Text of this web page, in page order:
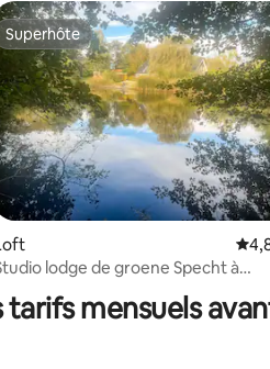
sur 5 sur la base de 91
Superhôte
Superhôte
lodge de groene Specht à
mensuels